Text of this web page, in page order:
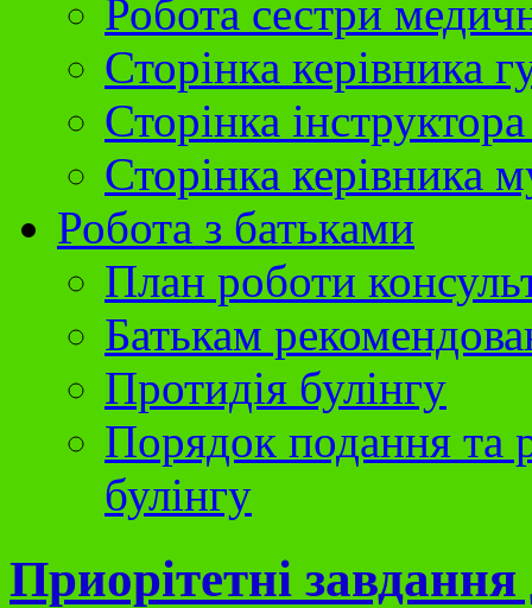
Робота сестри
Сторінка керівника
Сторінка
Сторінка керівника
Робота з батьками
План роботи
Батькам
Протидія булінгу
Порядок подання та
булінгу
Приорітетні завдання